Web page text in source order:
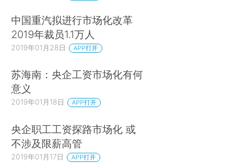
司治理和业绩稳健的国际典范，（*4.THE WORLD
BANK，CORPORATE GOVERNANCE OF STATE-
OWNED ENTERPRISES：A TOOLKIT 44-
5（2014）（citing Petrobras among “several
successful listed SOEs\[that\]are recognized as
world leaders”）；Francisco Flores Macias &
Enterprises：Should We Be Afraid?，HARV.
INTL REV. ，Apr. 4，2009. ）但如今它在两个方
面陷入了危机。
中国重汽拟进行市场化改革
2019年裁员1.1万人
2019年01月28日 APP打开
苏海南：央企工资市场化有何
意义
2019年01月18日 APP打开
央企职工工资探路市场化 或
不涉及限薪高管
2019年01月17日 APP打开